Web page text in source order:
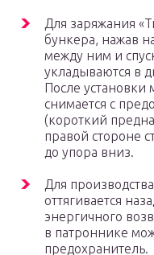
Для заряжания
бункера, нажав
между ним и
укладываются в
После установки
снимается с
(короткий
правой стороне
до упора вниз.
Для
оттягивается
энергичного
в патроннике
предохранитель.